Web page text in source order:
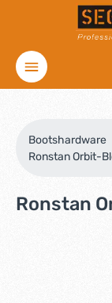
Zum Hauptinhalt
Bootshardware
Ronstan Orbit-
Ronstan